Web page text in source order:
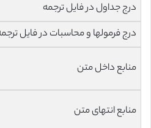
درج جداول در فایل ترجمه
درج فرمولها و محاسبات در فایل
منابع داخل متن
منابع انتهای متن